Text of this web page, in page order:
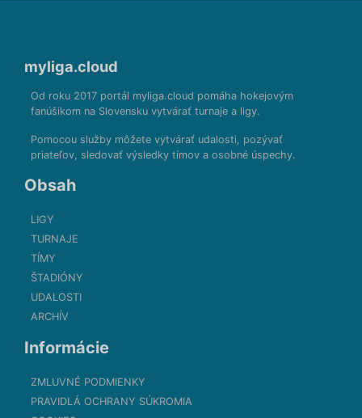
myliga.cloud
Od roku 2017 portál myliga.cloud pomáha hokejovým
fanúšikom na Slovensku vytvárať turnaje a ligy.
Pomocou služby môžete vytvárať udalosti, pozývať
priateľov, sledovať výsledky tímov a osobné úspechy.
Obsah
LIGY
TURNAJE
TÍMY
ŠTADIÓNY
UDALOSTI
ARCHÍV
Informácie
ZMLUVNÉ PODMIENKY
PRAVIDLÁ OCHRANY SÚKROMIA